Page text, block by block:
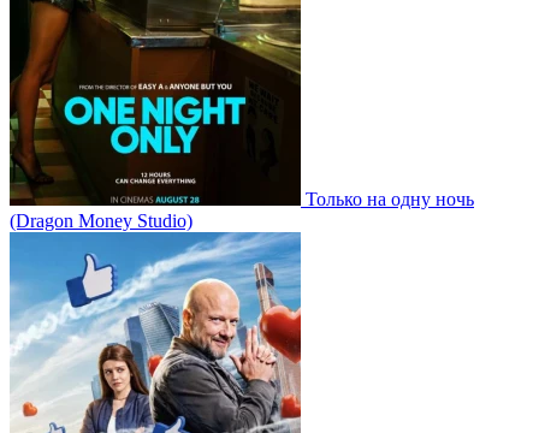
Только на одну ночь
(Dragon Money Studio)